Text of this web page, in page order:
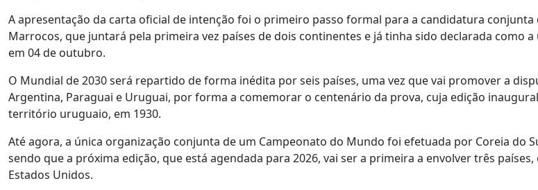
A apresentação da carta oficial de intenção foi o primeiro passo formal para a candidatura conjunta
Marrocos, que juntará pela primeira vez países de dois continentes e já tinha sido declarada como a
em 04 de outubro.
O Mundial de 2030 será repartido de forma inédita por seis países, uma vez que vai promover a
Argentina, Paraguai e Uruguai, por forma a comemorar o centenário da prova, cuja edição
território uruguaio, em 1930.
Até agora, a única organização conjunta de um Campeonato do Mundo foi efetuada por Coreia do
sendo que a próxima edição, que está agendada para 2026, vai ser a primeira a envolver três
Estados Unidos.